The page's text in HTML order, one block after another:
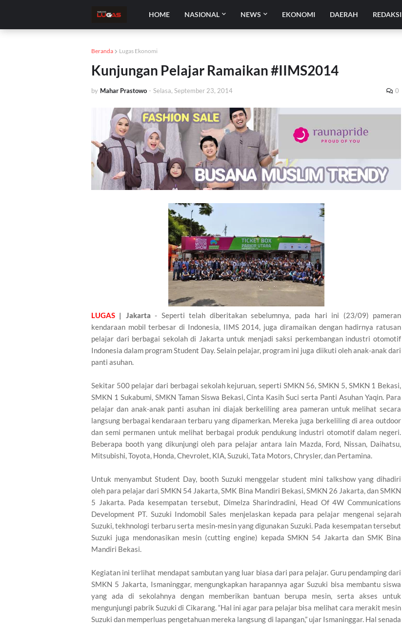
HOME NASIONAL NEWS EKONOMI DAERAH REDAKSI
Beranda Lugas Ekonomi
Kunjungan Pelajar Ramaikan #IIMS2014
by Mahar Prastowo - Selasa, September 23, 2014 0
LUGAS | Jakarta - Seperti telah diberitakan sebelumnya, pada hari ini (23/09) pameran
kendaraan mobil terbesar di Indonesia, IIMS 2014, juga diramaikan dengan hadirnya ratusan
pelajar dari berbagai sekolah di Jakarta untuk menjadi saksi perkembangan industri otomotif
Indonesia dalam program Student Day. Selain pelajar, program ini juga diikuti oleh anak-anak dari
panti asuhan.
Sekitar 500 pelajar dari berbagai sekolah kejuruan, seperti SMKN 56, SMKN 5, SMKN 1 Bekasi,
SMKN 1 Sukabumi, SMKN Taman Siswa Bekasi, Cinta Kasih Suci serta Panti Asuhan Yaqin. Para
pelajar dan anak-anak panti asuhan ini diajak berkeliling area pameran untuk melihat secara
langsung berbagai kendaraan terbaru yang dipamerkan. Mereka juga berkeliling di area outdoor
dan semi permanen untuk melihat berbagai produk pendukung industri otomotif dalam negeri.
Beberapa booth yang dikunjungi oleh para pelajar antara lain Mazda, Ford, Nissan, Daihatsu,
Mitsubishi, Toyota, Honda, Chevrolet, KIA, Suzuki, Tata Motors, Chrysler, dan Pertamina.
Untuk menyambut Student Day, booth Suzuki menggelar student mini talkshow yang dihadiri
oleh para pelajar dari SMKN 54 Jakarta, SMK Bina Mandiri Bekasi, SMKN 26 Jakarta, dan SMKN
5 Jakarta. Pada kesempatan tersebut, Dimelza Sharindradini, Head Of 4W Communications
Development PT. Suzuki Indomobil Sales menjelaskan kepada para pelajar mengenai sejarah
Suzuki, tekhnologi terbaru serta mesin-mesin yang digunakan Suzuki. Pada kesempatan tersebut
Suzuki juga mendonasikan mesin (cutting engine) kepada SMKN 54 Jakarta dan SMK Bina
Mandiri Bekasi.
Kegiatan ini terlihat mendapat sambutan yang luar biasa dari para pelajar. Guru pendamping dari
SMKN 5 Jakarta, Ismaninggar, mengungkapkan harapannya agar Suzuki bisa membantu siswa
yang ada di sekolahnya dengan memberikan bantuan berupa mesin, serta akses untuk
mengunjungi pabrik Suzuki di Cikarang. “Hal ini agar para pelajar bisa melihat cara merakit mesin
Suzuki dan memperluas pengetahuan mereka langsung di lapangan,” ujar Ismaninggar. Hal senada